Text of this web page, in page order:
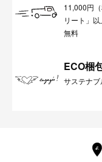
11,000円
リート」
無料
ECO梱
サステナ